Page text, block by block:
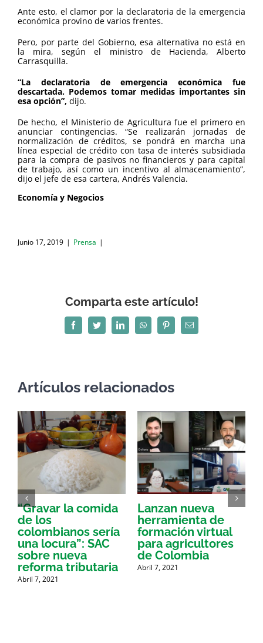
Ante esto, el clamor por la declaratoria de la emergencia
económica provino de varios frentes.
Pero, por parte del Gobierno, esa alternativa no está en
la mira, según el ministro de Hacienda, Alberto
Carrasquilla.
“La declaratoria de emergencia económica fue
descartada. Podemos tomar medidas importantes sin
esa opción”, dijo.
De hecho, el Ministerio de Agricultura fue el primero en
anunciar contingencias. “Se realizarán jornadas de
normalización de créditos, se pondrá en marcha una
línea especial de crédito con tasa de interés subsidiada
para la compra de pasivos no financieros y para capital
de trabajo, así como un incentivo al almacenamiento”,
dijo el jefe de esa cartera, Andrés Valencia.
Economía y Negocios
Junio 17, 2019 | Prensa |
Comparta este artículo!
FacebookTwitterLinkedInWhatsAppPinterestCorreo
electrónico
Artículos relacionados
“Gravar la comida
de los
colombianos sería
una locura”: SAC
sobre nueva
reforma tributaria
Abril 7, 2021
Lanzan nueva
herramienta de
formación virtual
para agricultores
de Colombia
Abril 7, 2021